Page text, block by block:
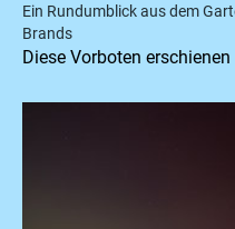
Ein Rundumblick aus dem
Brands
Diese Vorboten